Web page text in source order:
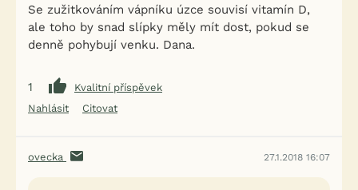
Se zužitkováním vápníku úzce souvisí vitamín D,
ale toho by snad slípky měly mít dost, pokud se
denně pohybují venku. Dana.
1
Kvalitní příspěvek
Nahlásit
Citovat
ovecka 27.1.2018 16:07